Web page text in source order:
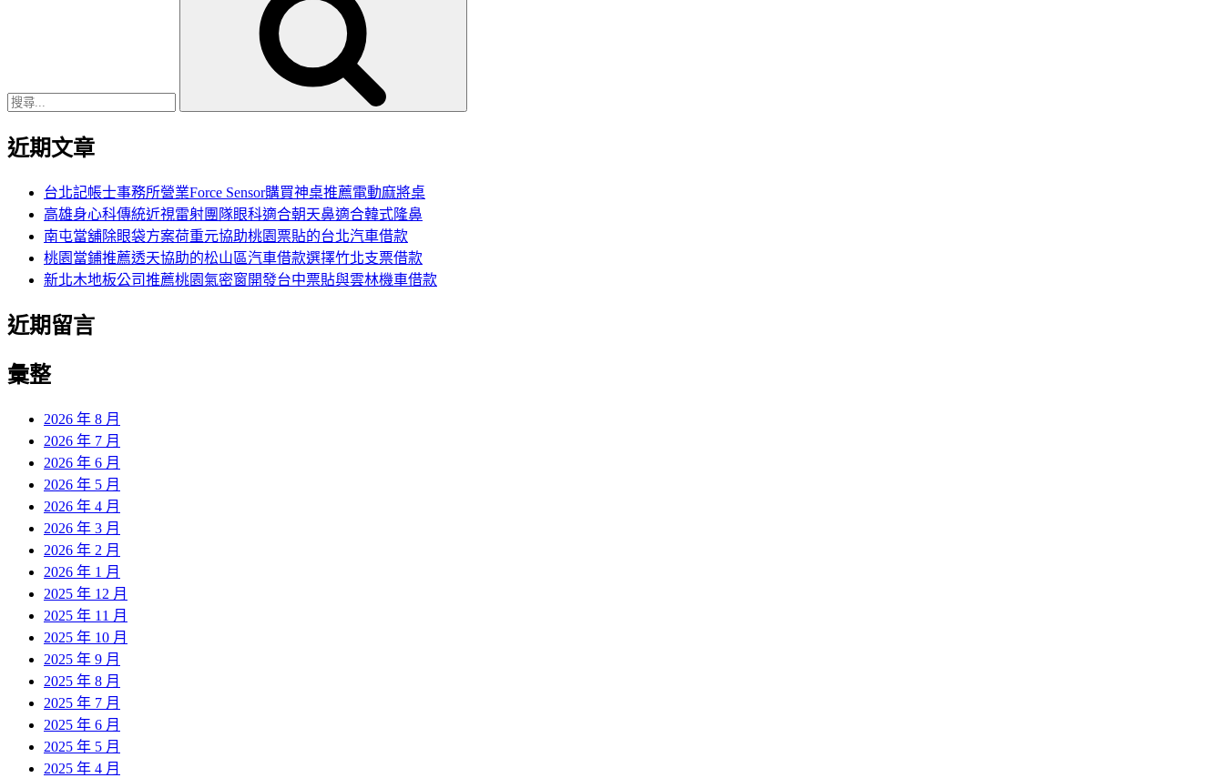
近期文章
台北記帳士事務所營業Force Sensor購買神桌推薦電動麻將桌
高雄身心科傳統近視雷射團隊眼科適合朝天鼻適合韓式隆鼻
南屯當舖除眼袋方案荷重元協助桃園票貼的台北汽車借款
桃園當鋪推薦透天協助的松山區汽車借款選擇竹北支票借款
新北木地板公司推薦桃園氣密窗開發台中票貼與雲林機車借款
近期留言
彙整
2026 年 8 月
2026 年 7 月
2026 年 6 月
2026 年 5 月
2026 年 4 月
2026 年 3 月
2026 年 2 月
2026 年 1 月
2025 年 12 月
2025 年 11 月
2025 年 10 月
2025 年 9 月
2025 年 8 月
2025 年 7 月
2025 年 6 月
2025 年 5 月
2025 年 4 月